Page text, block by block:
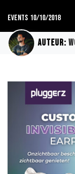
Events 10/10/2018
Auteur: